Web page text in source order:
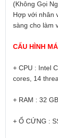
(Không Gọi
Hợp với nhân
sàng cho làm
CẤU HÌNH
+ CPU : Intel
cores, 14
+ RAM : 32
+ Ổ CỨNG :